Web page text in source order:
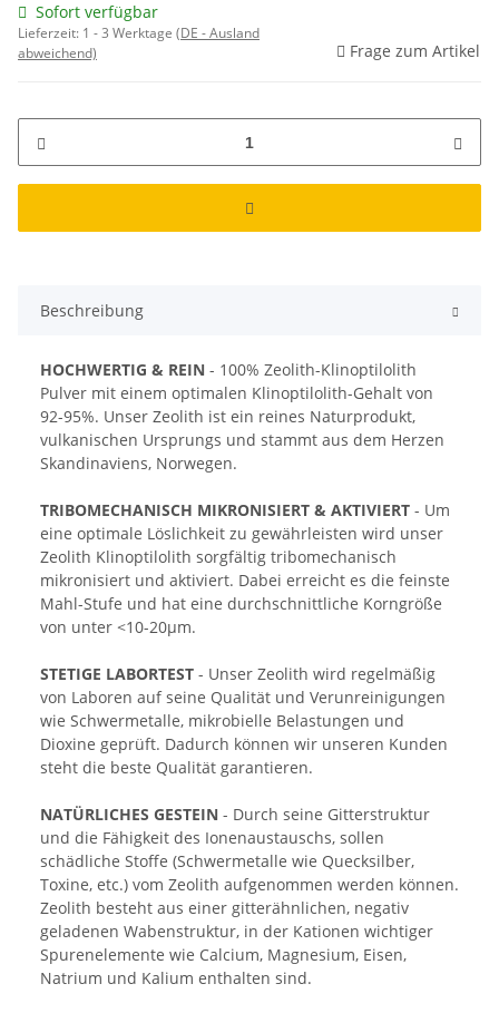
Sofort verfügbar
Lieferzeit: 1 - 3 Werktage (DE - Ausland
abweichend)
Frage zum Artikel
Beschreibung
HOCHWERTIG & REIN - 100% Zeolith-Klinoptilolith
Pulver mit einem optimalen Klinoptilolith-Gehalt von
92-95%. Unser Zeolith ist ein reines Naturprodukt,
vulkanischen Ursprungs und stammt aus dem Herzen
Skandinaviens, Norwegen.
TRIBOMECHANISCH MIKRONISIERT & AKTIVIERT - Um
eine optimale Löslichkeit zu gewährleisten wird unser
Zeolith Klinoptilolith sorgfältig tribomechanisch
mikronisiert und aktiviert. Dabei erreicht es die feinste
Mahl-Stufe und hat eine durchschnittliche Korngröße
von unter <10-20μm.
STETIGE LABORTEST - Unser Zeolith wird regelmäßig
von Laboren auf seine Qualität und Verunreinigungen
wie Schwermetalle, mikrobielle Belastungen und
Dioxine geprüft. Dadurch können wir unseren Kunden
steht die beste Qualität garantieren.
NATÜRLICHES GESTEIN - Durch seine Gitterstruktur
und die Fähigkeit des Ionenaustauschs, sollen
schädliche Stoffe (Schwermetalle wie Quecksilber,
Toxine, etc.) vom Zeolith aufgenommen werden können.
Zeolith besteht aus einer gitterähnlichen, negativ
geladenen Wabenstruktur, in der Kationen wichtiger
Spurenelemente wie Calcium, Magnesium, Eisen,
Natrium und Kalium enthalten sind.